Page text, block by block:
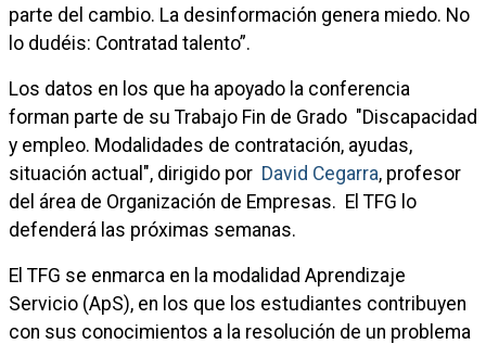
parte del cambio. La desinformación genera miedo. No
lo dudéis: Contratad talento”.
Los datos en los que ha apoyado la conferencia
forman parte de su Trabajo Fin de Grado "Discapacidad
y empleo. Modalidades de contratación, ayudas,
situación actual", dirigido por David Cegarra, profesor
del área de Organización de Empresas. El TFG lo
defenderá las próximas semanas.
El TFG se enmarca en la modalidad Aprendizaje
Servicio (ApS), en los que los estudiantes contribuyen
con sus conocimientos a la resolución de un problema